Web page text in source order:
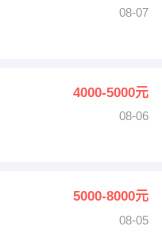
08-07
4000-5000元
08-06
5000-8000元
08-05